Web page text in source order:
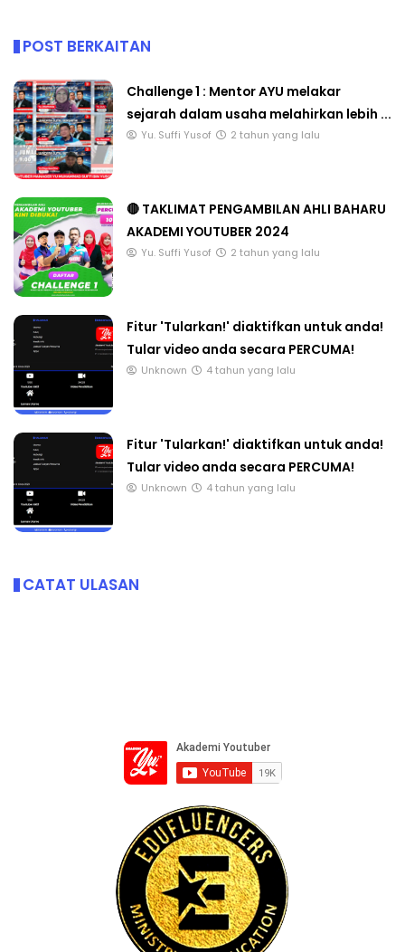
POST BERKAITAN
Challenge 1 : Mentor AYU melakar
sejarah dalam usaha melahirkan lebih ...
Yu. Suffi Yusof 2 tahun yang lalu
🔴 TAKLIMAT PENGAMBILAN AHLI BAHARU
AKADEMI YOUTUBER 2024
Yu. Suffi Yusof 2 tahun yang lalu
Fitur 'Tularkan!' diaktifkan untuk anda!
Tular video anda secara PERCUMA!
Unknown 4 tahun yang lalu
Fitur 'Tularkan!' diaktifkan untuk anda!
Tular video anda secara PERCUMA!
Unknown 4 tahun yang lalu
CATAT ULASAN